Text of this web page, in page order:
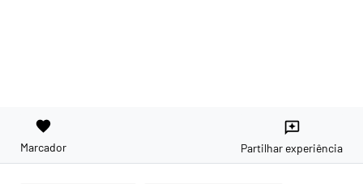
favorite
Marcador
reviews
Partilhar experiência